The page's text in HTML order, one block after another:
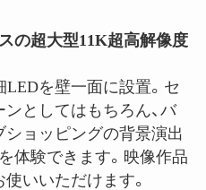
の超大型11K超高解像度
を壁一面に設置。セ
としてはもちろん、バ
ョッピングの背景演出
体験できます。映像作品
いいただけます。